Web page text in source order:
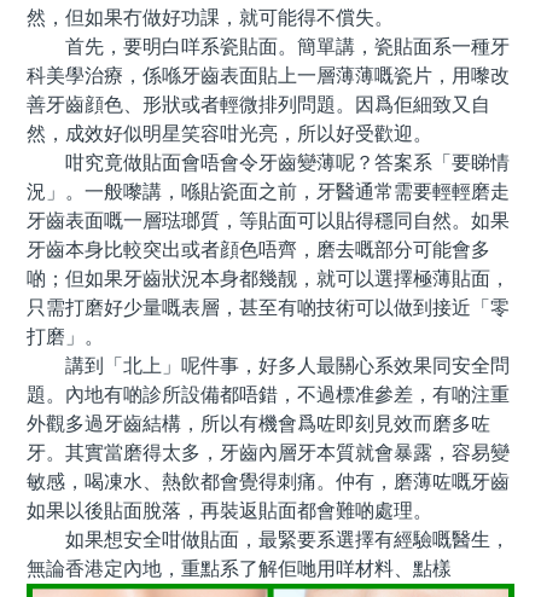
然，但如果冇做好功課，就可能得不償失。
首先，要明白咩系瓷貼面。簡單講，瓷貼面系一種牙
科美學治療，係喺牙齒表面貼上一層薄薄嘅瓷片，用嚟改
善牙齒顔色、形狀或者輕微排列問題。因爲佢細致又自
然，成效好似明星笑容咁光亮，所以好受歡迎。
咁究竟做貼面會唔會令牙齒變薄呢？答案系「要睇情
況」。一般嚟講，喺貼瓷面之前，牙醫通常需要輕輕磨走
牙齒表面嘅一層琺瑯質，等貼面可以貼得穩同自然。如果
牙齒本身比較突出或者顔色唔齊，磨去嘅部分可能會多
啲；但如果牙齒狀況本身都幾靓，就可以選擇極薄貼面，
只需打磨好少量嘅表層，甚至有啲技術可以做到接近「零
打磨」。
講到「北上」呢件事，好多人最關心系效果同安全問
題。內地有啲診所設備都唔錯，不過標准參差，有啲注重
外觀多過牙齒結構，所以有機會爲咗即刻見效而磨多咗
牙。其實當磨得太多，牙齒內層牙本質就會暴露，容易變
敏感，喝凍水、熱飲都會覺得刺痛。仲有，磨薄咗嘅牙齒
如果以後貼面脫落，再裝返貼面都會難啲處理。
如果想安全咁做貼面，最緊要系選擇有經驗嘅醫生，
無論香港定內地，重點系了解佢哋用咩材料、點樣